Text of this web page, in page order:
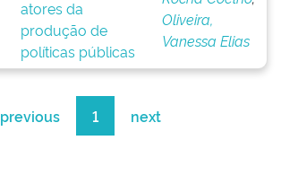
atores da
produção de
políticas públicas
Oliveira,
Vanessa Elias
previous 1 next